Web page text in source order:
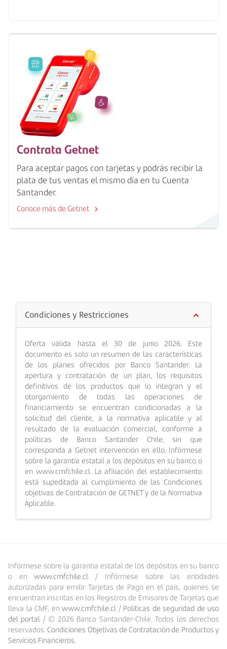
Contrata Getnet
Para aceptar pagos con tarjetas y podrás recibir la
plata de tus ventas el mismo día en tu Cuenta
Santander.
Conoce más de Getnet
Condiciones y Restricciones
Oferta válida hasta el 30 de junio 2026. Este
documento es solo un resumen de las características
de los planes ofrecidos por Banco Santander. La
apertura y contratación de un plan, los requisitos
definitivos de los productos que lo integran y el
otorgamiento de todas las operaciones de
financiamiento se encuentran condicionadas a la
solicitud del cliente, a la normativa aplicable y al
resultado de la evaluación comercial, conforme a
políticas de Banco Santander Chile, sin que
corresponda a Getnet intervención en ello. Infórmese
sobre la garantía estatal a los depósitos en su banco o
en www.cmfchile.cl. La afiliación del establecimiento
está supeditada al cumplimiento de las Condiciones
objetivas de Contratación de GETNET y de la Normativa
Aplicable.
Infórmese sobre la garantía estatal de los depósitos en su banco
o enwww.cmfchile.cl
/ Infórmese sobre las entidades
autorizadas para emitir Tarjetas de Pago en el país, quienes se
encuentran inscritas en los Registros de Emisores de Tarjetas que
lleva la CMF, en www.cmfchile.cl / Políticas de seguridad de uso
del portal / © 2026 Banco Santander-Chile. Todos los derechos
reservados.Condiciones Objetivas de Contratación de Productos y
Servicios Financieros